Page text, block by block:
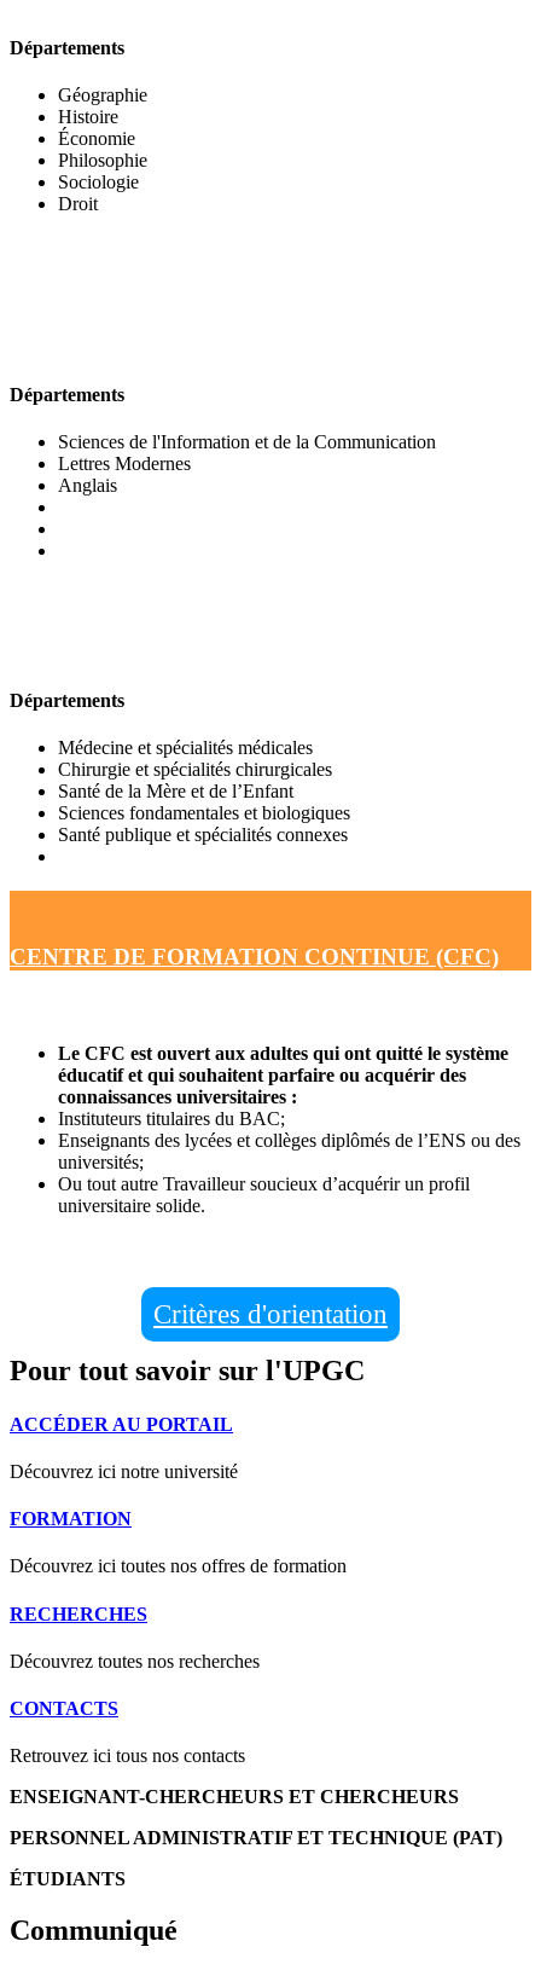
Départements
Géographie
Histoire
Économie
Philosophie
Sociologie
Droit
Départements
Sciences de l'Information et de la Communication
Lettres Modernes
Anglais
Départements
Médecine et spécialités médicales
Chirurgie et spécialités chirurgicales
Santé de la Mère et de l’Enfant
Sciences fondamentales et biologiques
Santé publique et spécialités connexes
CENTRE DE FORMATION CONTINUE (CFC)
Le CFC est ouvert aux adultes qui ont quitté le système
éducatif et qui souhaitent parfaire ou acquérir des
connaissances universitaires :
Instituteurs titulaires du BAC;
Enseignants des lycées et collèges diplômés de l’ENS ou des
universités;
Ou tout autre Travailleur soucieux d’acquérir un profil
universitaire solide.
Critères d'orientation
Pour tout savoir sur l'UPGC
ACCÉDER AU PORTAIL
Découvrez ici notre université
FORMATION
Découvrez ici toutes nos offres de formation
RECHERCHES
Découvrez toutes nos recherches
CONTACTS
Retrouvez ici tous nos contacts
ENSEIGNANT-CHERCHEURS ET CHERCHEURS
PERSONNEL ADMINISTRATIF ET TECHNIQUE (PAT)
ÉTUDIANTS
Communiqué